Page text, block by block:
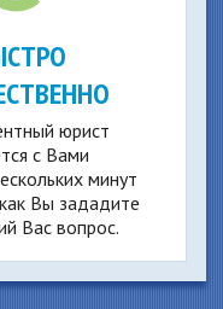
юрист
с Вами
минут
Вы зададите
Вас вопрос.